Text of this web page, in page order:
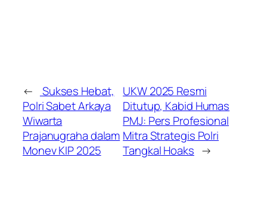
←
Sukses Hebat,
Polri Sabet Arkaya
Wiwarta
Prajanugraha dalam
Monev KIP 2025
UKW 2025 Resmi
Ditutup, Kabid Humas
PMJ: Pers Profesional
Mitra Strategis Polri
Tangkal Hoaks →